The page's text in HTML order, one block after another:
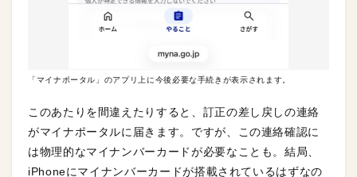
「マイナポータル」のアプリ上に今後必要な手続きが表示されます。
このあたりを間違えたりすると、訂正の差し戻しの連絡
がマイナポータルに届きます。ですが、この連絡確認に
は物理的なマイナンバーカードが必要なことも。結局、
iPhoneにマイナンバーカードが搭載されているはずなの